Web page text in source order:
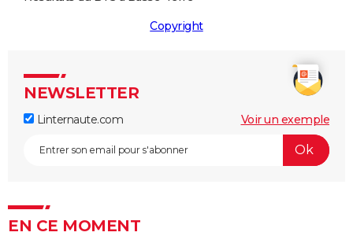
Copyright
NEWSLETTER
Linternaute.com Voir un exemple
EN CE MOMENT